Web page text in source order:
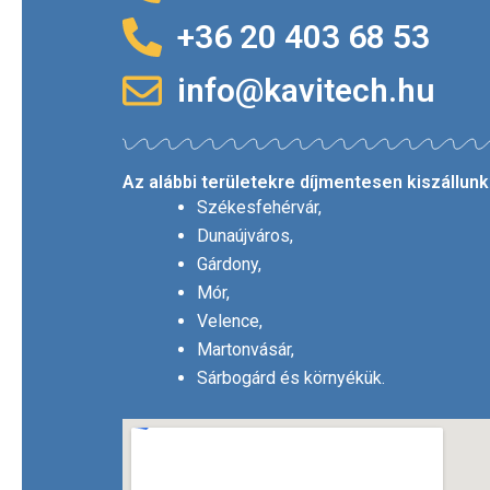
+36 20 403 68 53
info@kavitech.hu
Az alábbi területekre díjmentesen
Székesfehérvár,
Dunaújváros,
Gárdony,
Mór,
Velence,
Martonvásár,
Sárbogárd és környékük.